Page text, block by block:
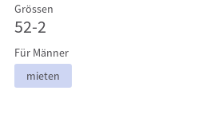
Grössen
52-2
Für Männer
mieten